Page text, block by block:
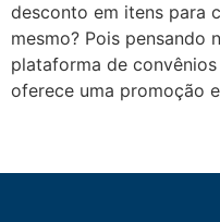
desconto em itens para
mesmo? Pois pensando
plataforma de
oferece uma promoção